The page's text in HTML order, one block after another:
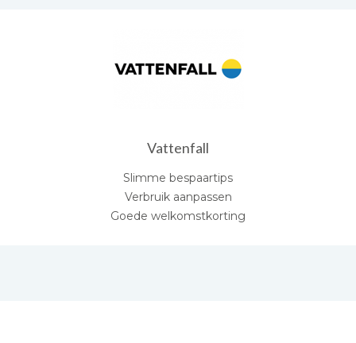
Vattenfall
Slimme bespaartips
Verbruik aanpassen
Goede welkomstkorting